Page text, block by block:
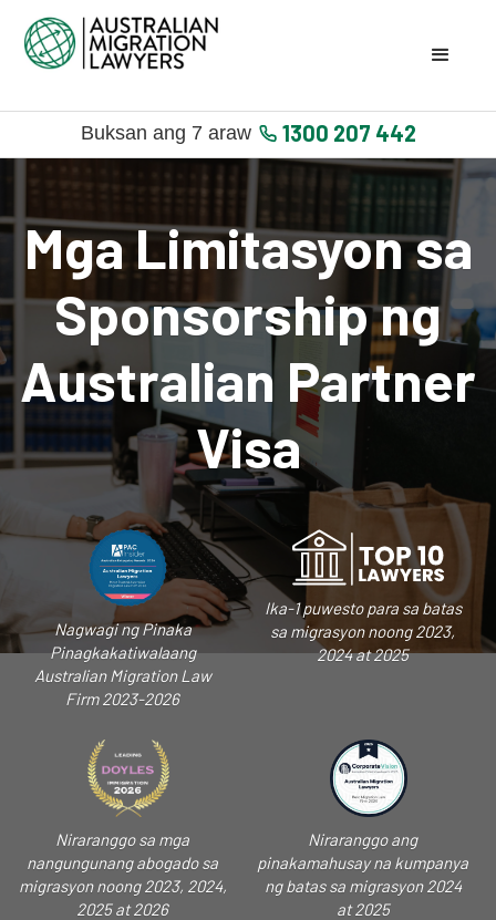
Buksan ang 7 araw 1300 207 442
Mga Limitasyon sa
Sponsorship ng
Australian Partner
Visa
Nagwagi ng Pinaka
Pinagkakatiwalaang
Australian Migration Law
Firm 2023-2026
Ika-1 puwesto para sa batas
sa migrasyon noong 2023,
2024 at 2025
Niraranggo sa mga
nangungunang abogado sa
migrasyon noong 2023, 2024,
2025 at 2026
Niraranggo ang
pinakamahusay na kumpanya
ng batas sa migrasyon 2024
at 2025